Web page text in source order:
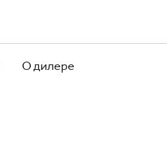
О дилере